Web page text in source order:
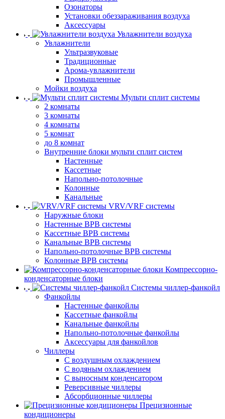
Озонаторы
Установки обеззараживания воздуха
Аксессуары
Увлажнители воздуха
Увлажнители
Ультразвуковые
Традиционные
Арома-увлажнители
Промышленные
Мойки воздуха
Мульти сплит системы
2 комнаты
3 комнаты
4 комнаты
5 комнат
до 8 комнат
Внутренние блоки мульти сплит систем
Настенные
Кассетные
Напольно-потолочные
Колонные
Канальные
VRV/VRF системы
Наружные блоки
Настенные ВРВ системы
Кассетные ВРВ системы
Канальные ВРВ системы
Напольно-потолочные ВРВ системы
Колонные ВРВ системы
Компрессорно-
конденсаторные блоки
Системы чиллер-фанкойл
Фанкойлы
Настенные фанкойлы
Кассетные фанкойлы
Канальные фанкойлы
Напольно-потолочные фанкойлы
Аксессуары для фанкойлов
Чиллеры
С воздушным охлаждением
С водяным охлаждением
С выносным конденсатором
Реверсивные чиллеры
Абсорбционные чиллеры
Прецизионные
кондиционеры